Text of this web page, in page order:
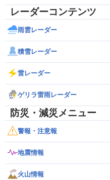
レーダーコンテンツ
雨雲レーダー
積雪レーダー
雷レーダー
ゲリラ雷雨レーダー
防災・減災メニュー
警報・注意報
地震情報
火山情報